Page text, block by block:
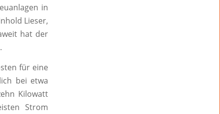
in
Lieser,
hat der
für eine
bei etwa
Kilowatt
Strom